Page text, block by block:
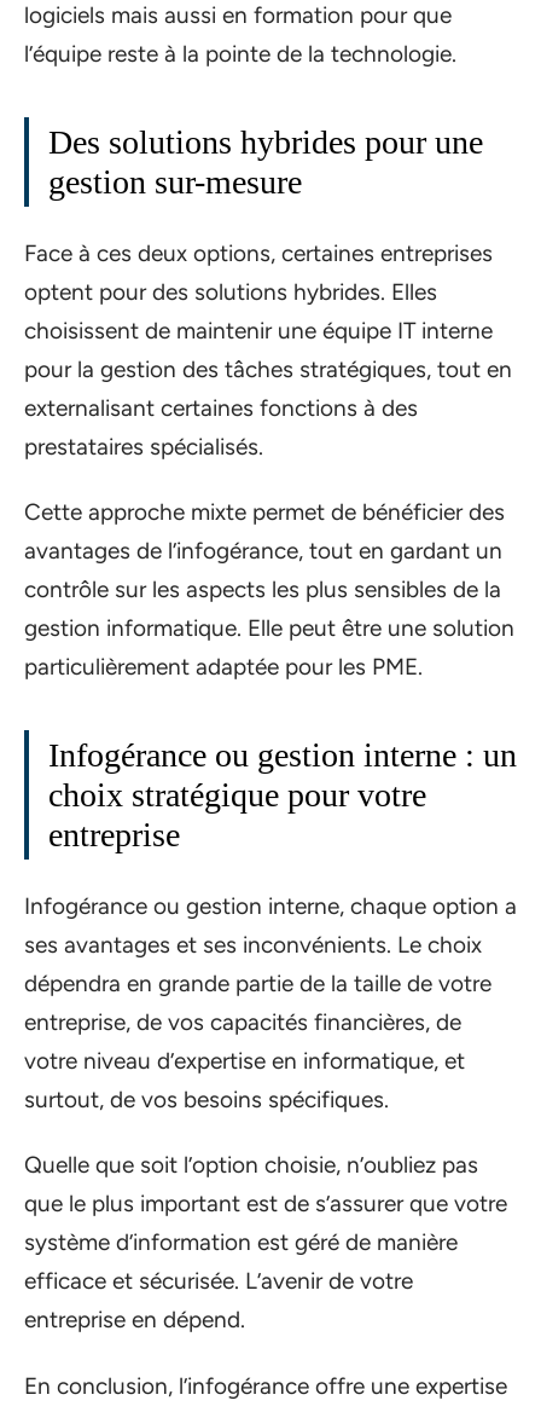
logiciels mais aussi en formation pour que
l’équipe reste à la pointe de la technologie.
Des solutions hybrides pour une
gestion sur-mesure
Face à ces deux options, certaines entreprises
optent pour des solutions hybrides. Elles
choisissent de maintenir une équipe IT interne
pour la gestion des tâches stratégiques, tout en
externalisant certaines fonctions à des
prestataires spécialisés.
Cette approche mixte permet de bénéficier des
avantages de l’infogérance, tout en gardant un
contrôle sur les aspects les plus sensibles de la
gestion informatique. Elle peut être une solution
particulièrement adaptée pour les PME.
Infogérance ou gestion interne : un
choix stratégique pour votre
entreprise
Infogérance ou gestion interne, chaque option a
ses avantages et ses inconvénients. Le choix
dépendra en grande partie de la taille de votre
entreprise, de vos capacités financières, de
votre niveau d’expertise en informatique, et
surtout, de vos besoins spécifiques.
Quelle que soit l’option choisie, n’oubliez pas
que le plus important est de s’assurer que votre
système d’information est géré de manière
efficace et sécurisée. L’avenir de votre
entreprise en dépend.
En conclusion, l’infogérance offre une expertise